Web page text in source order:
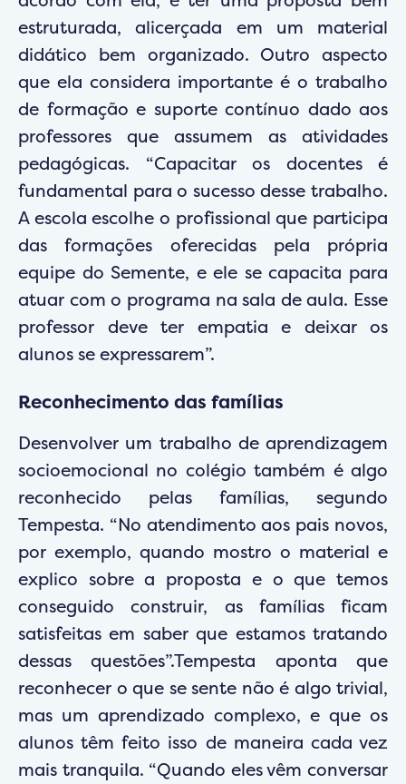
estruturada, alicerçada em um material
didático bem organizado. Outro aspecto
que ela considera importante é o trabalho
de formação e suporte contínuo dado aos
professores que assumem as atividades
pedagógicas. “Capacitar os docentes é
fundamental para o sucesso desse trabalho.
A escola escolhe o profissional que participa
das formações oferecidas pela própria
equipe do Semente, e ele se capacita para
atuar com o programa na sala de aula. Esse
professor deve ter empatia e deixar os
alunos se expressarem”.
Reconhecimento das famílias
Desenvolver um trabalho de aprendizagem
socioemocional no colégio também é algo
reconhecido pelas famílias, segundo
Tempesta. “No atendimento aos pais novos,
por exemplo, quando mostro o material e
explico sobre a proposta e o que temos
conseguido construir, as famílias ficam
satisfeitas em saber que estamos tratando
dessas questões”.Tempesta aponta que
reconhecer o que se sente não é algo trivial,
mas um aprendizado complexo, e que os
alunos têm feito isso de maneira cada vez
mais tranquila. “Quando eles vêm conversar